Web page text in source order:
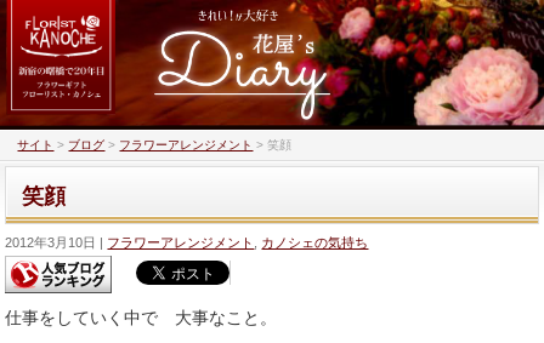
サイト > ブログ > フラワーアレンジメント >笑顔
笑顔
2012年3月10日 フラワーアレンジメント カノシェの気持ち
仕事をしていく中で 大事なこと。